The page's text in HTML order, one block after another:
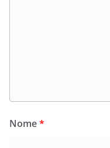
Nome*